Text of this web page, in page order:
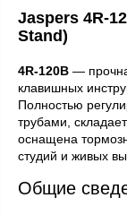
Jaspers
Stand)
4R‑120B —
клавишных
Полностью
трубами,
оснащена
студий и живых
Общие